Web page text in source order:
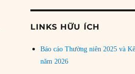
LINKS HỮU ÍCH
Báo cáo Thường niên 2025 và
năm 2026